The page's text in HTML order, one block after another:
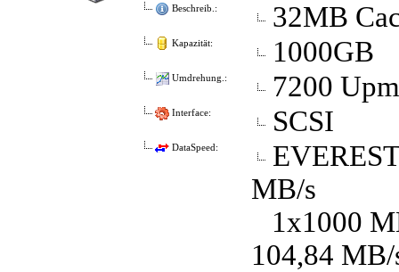
Beschreib.: 32MB
Kapazität: 1000GB
Umdrehung.: 7200 Upm
Interface: SCSI
DataSpeed:
MB/s
1x1000
104,84 MB/